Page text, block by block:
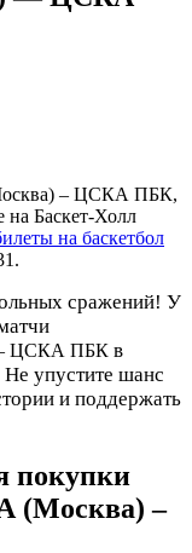
– ЦСКА ПБК,
на Баскет-Холл
на баскетбол
сражений! У
ЦСКА ПБК в
упустите шанс
и поддержать
покупки
(Москва) –